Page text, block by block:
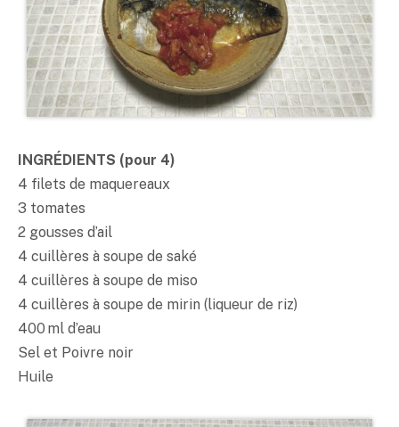
INGRÉDIENTS (pour 4)
4 filets de maquereaux
3 tomates
2 gousses d’ail
4 cuillères à soupe de saké
4 cuillères à soupe de miso
4 cuillères à soupe de mirin (liqueur de riz)
400 ml d’eau
Sel et Poivre noir
Huile